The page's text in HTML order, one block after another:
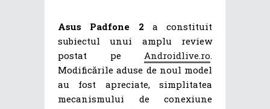
Asus Padfone 2 a constituit
subiectul unui amplu review
postat pe Androidlive.ro.
Modificările aduse de noul model
au fost apreciate, simplitatea
mecanismului de conexiune